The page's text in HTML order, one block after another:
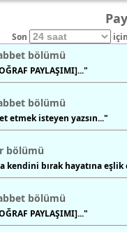
Son
bölümü
PAYLAŞIMI]..."
bölümü
etmek isteyen yazsın..."
bölümü
kendini bırak hayatına
bölümü
PAYLAŞIMI]..."